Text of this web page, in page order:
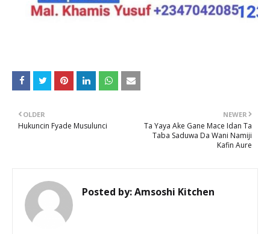
NEWER
Ta Yaya Ake Gane Mace Idan Ta
Taba Saduwa Da Wani Namiji
Kafin Aure
OLDER
Hukuncin Fyade Musulunci
Posted by:Amsoshi Kitchen